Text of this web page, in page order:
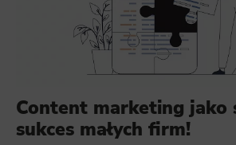
Content marketing jako
sukces małych firm!